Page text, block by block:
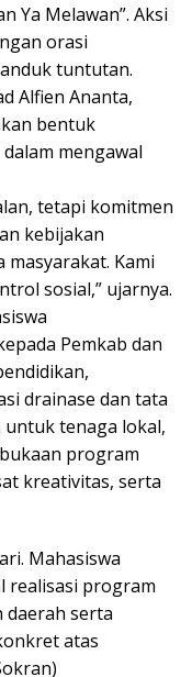
Ya Melawan”. Aksi
orasi
tuntutan.
Alfien Ananta,
bentuk
mengawal
tetapi komitmen
kebijakan
Kami
sosial,” ujarnya.
Pemkab dan
drainase dan tata
tenaga lokal,
program
kreativitas, serta
Mahasiswa
realisasi program
daerah serta
atas